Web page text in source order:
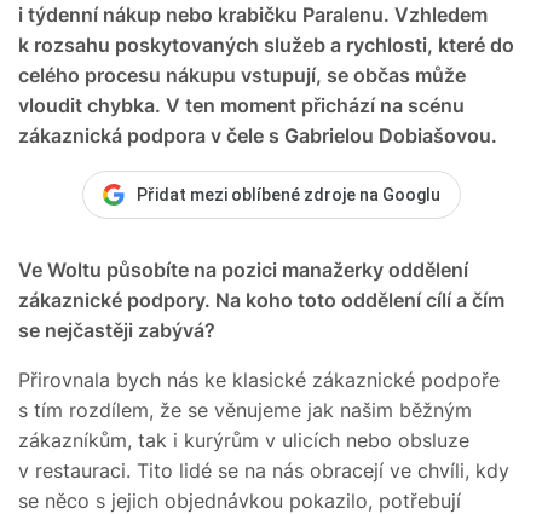
i týdenní nákup nebo krabičku Paralenu. Vzhledem
k rozsahu poskytovaných služeb a rychlosti, které do
celého procesu nákupu vstupují, se občas může
vloudit chybka. V ten moment přichází na scénu
zákaznická podpora v čele s Gabrielou Dobiašovou.
Přidat mezi oblíbené zdroje na Googlu
Ve Woltu působíte na pozici manažerky oddělení
zákaznické podpory. Na koho toto oddělení cílí a čím
se nejčastěji zabývá?
Přirovnala bych nás ke klasické zákaznické podpoře
s tím rozdílem, že se věnujeme jak našim běžným
zákazníkům, tak i kurýrům v ulicích nebo obsluze
v restauraci. Tito lidé se na nás obracejí ve chvíli, kdy
se něco s jejich objednávkou pokazilo, potřebují